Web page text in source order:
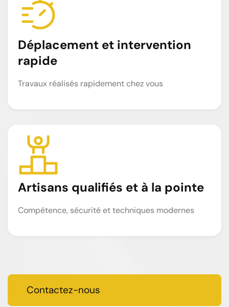
Déplacement et intervention
rapide
Travaux réalisés rapidement chez vous
Artisans qualifiés et à la pointe
Compétence, sécurité et techniques modernes
Contactez-nous